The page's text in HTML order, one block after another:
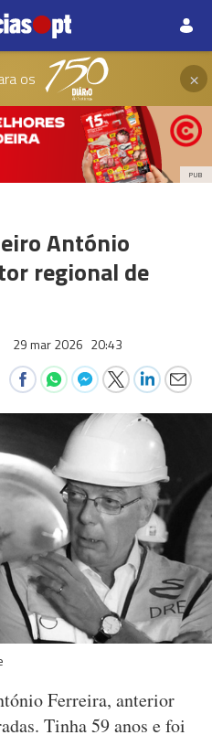
os ×
PUB
António
regional de
29 mar 2026 20:43
Ferreira, anterior
Tinha 59 anos e foi